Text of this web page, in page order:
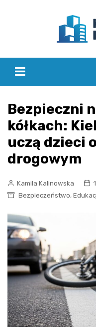
Bezpieczni
kółkach:
uczą dzieci
drogowym
Kamila Kalinowska
Bezpieczeństwo,